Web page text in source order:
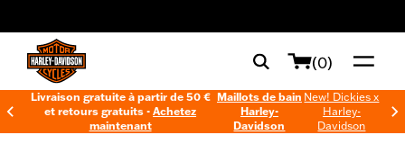
(0)
Livraison gratuite à partir de 50 €
et retours gratuits -Achetez
maintenant
Maillots de bain
Harley-
Davidson
New! Dickies x
Harley-
Davidson